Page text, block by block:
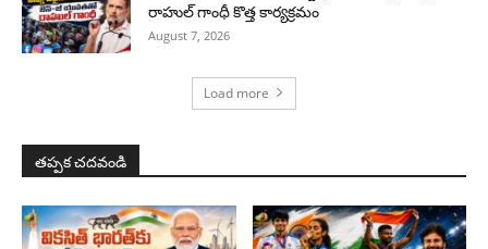
రాహుల్ గాంధీ కొత్త కార్యక్రమం
August 7, 2026
Load more
తప్పక చదవండి